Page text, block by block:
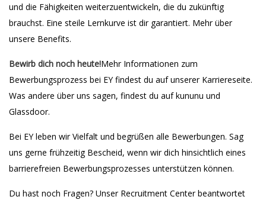
und die Fähigkeiten weiterzuentwickeln, die du zukünftig
brauchst. Eine steile Lernkurve ist dir garantiert. Mehr über
unsere Benefits.
Bewirb dich noch heute!Mehr Informationen zum
Bewerbungsprozess bei EY findest du auf unserer Karriereseite.
Was andere über uns sagen, findest du auf kununu und
Glassdoor.
Bei EY leben wir Vielfalt und begrüßen alle Bewerbungen. Sag
uns gerne frühzeitig Bescheid, wenn wir dich hinsichtlich eines
barrierefreien Bewerbungsprozesses unterstützen können.
Du hast noch Fragen? Unser Recruitment Center beantwortet